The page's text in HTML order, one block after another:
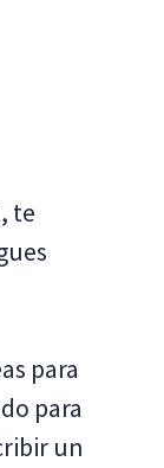
te
para
para
un